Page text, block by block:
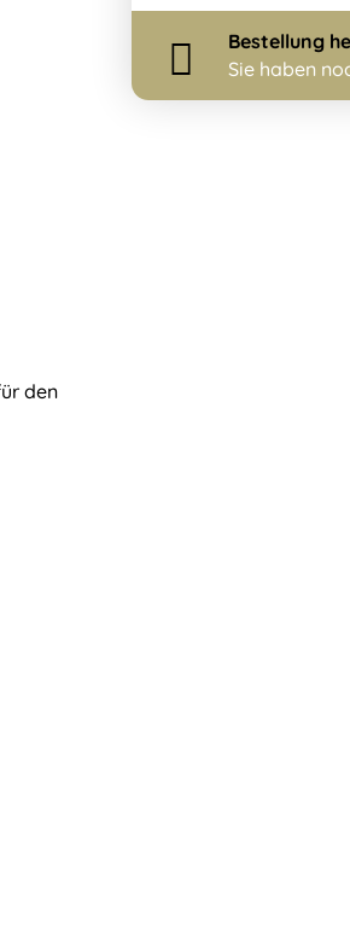
den
Bestellung
Sie haben